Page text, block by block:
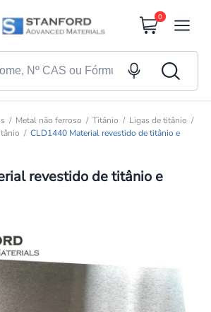
0
Metal não ferroso Titânio
Ligas de titânio
CLD1440 Material revestido de titânio e
revestido de titânio e